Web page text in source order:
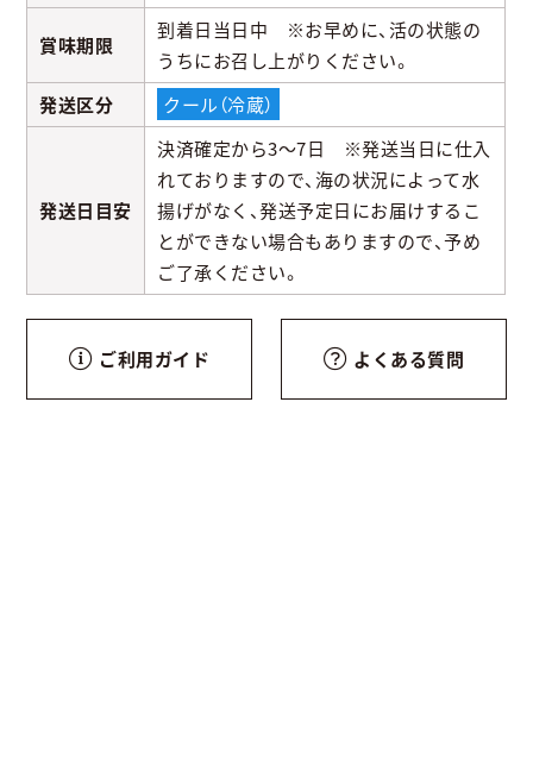
賞味期限
到着日当日中 ※お早めに、活の状態の
うちにお召し上がりください。
発送区分
クール（冷蔵）
発送日目安
決済確定から3～7日 ※発送当日に仕入
れておりますので、海の状況によって水
揚げがなく、発送予定日にお届けするこ
とができない場合もありますので、予め
ご了承ください。
ご利用ガイド よくある質問